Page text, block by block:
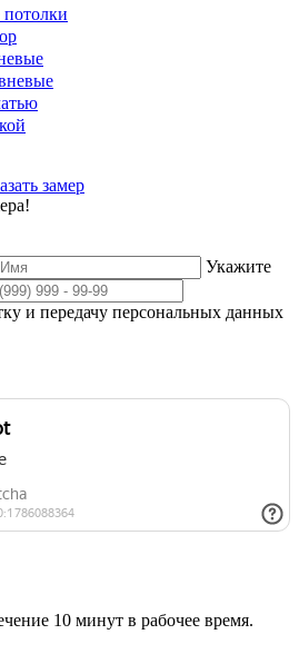
замер
Укажите
и передачу персональных данных
10 минут в рабочее время.